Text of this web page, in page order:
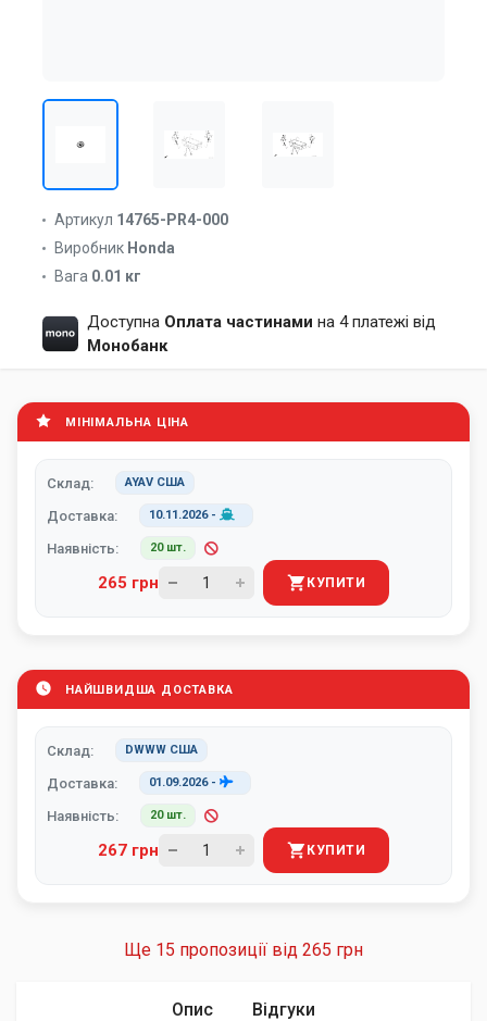
Артикул 14765-PR4-000
Виробник Honda
Вага 0.01 кг
Доступна Оплата частинами на 4 платежі від
Монобанк
МІНІМАЛЬНА ЦІНА
Склад: AYAV США
Доставка: 10.11.2026-
Наявність: 20 шт.
265 грн КУПИТИ
НАЙШВИДША ДОСТАВКА
Склад: DWWW США
Доставка: 01.09.2026-
Наявність: 20 шт.
267 грн КУПИТИ
Ще 15 пропозиції від 265 грн
Опис Відгуки